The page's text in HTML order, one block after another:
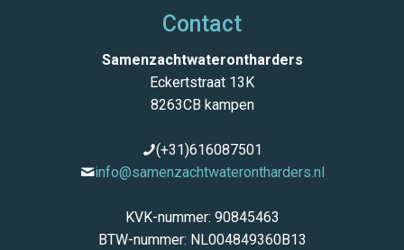
Contact
Samenzachtwaterontharders
Eckertstraat 13K
8263CB kampen
(+31)616087501
info@samenzachtwaterontharders.nl
KVK-nummer: 90845463
BTW-nummer: NL004849360B13